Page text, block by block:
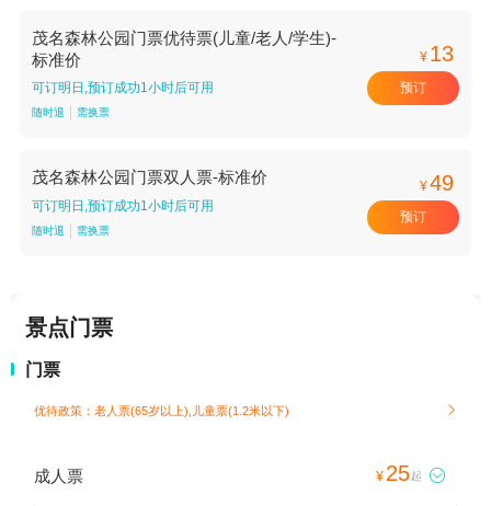
茂名森林公园门票优待票(儿童/老人/学生)-
标准价
可订明日,预订成功1小时后可用
随时退 需换票
¥ 13
预订
茂名森林公园门票双人票-标准价
可订明日,预订成功1小时后可用
随时退 需换票
¥49
预订
景点门票
门票
优待政策：老人票(65岁以上),儿童票(1.2米以下) 
成人票 ¥ 25起 